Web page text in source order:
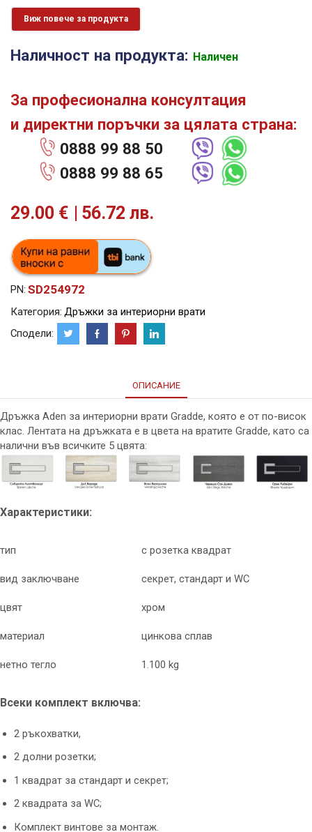
Виж повече за продукта
Наличност на продукта: Наличен
За професионална консултация
и директни поръчки за цялата страна:
0888 99 88 50
0888 99 88 65
29.00 € 56.72 лв.
PN: SD254972
Категория: Дръжки за интериорни врати
Сподели:
ОПИСАНИЕ
Дръжка Aden за интериорни врати Gradde, която е от по-висок
клас. Лентата на дръжката е в цвета на вратите Gradde, като са
налични във всичките 5 цвята:
Характеристики:
тип с розетка квадрат
вид заключване секрет, стандарт и WC
цвят хром
материал цинкова сплав
нетно тегло 1.100 kg
Всеки комплект включва:
2 ръкохватки,
2 долни розетки;
1 квадрат за стандарт и секрет;
2 квадрата за WC;
Комплект винтове за монтаж.